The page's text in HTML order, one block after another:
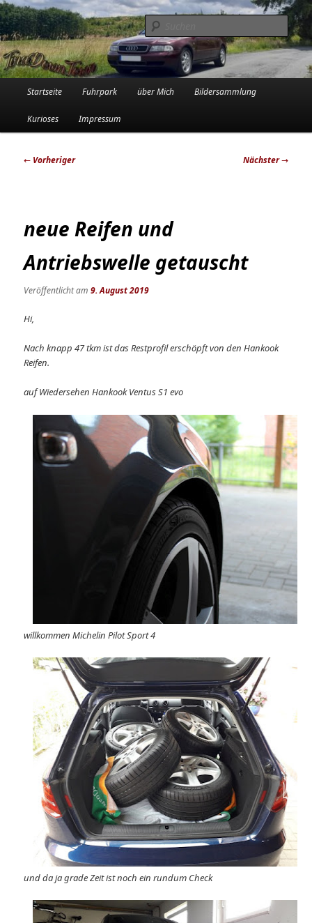
Zum
primären
Inhalt
springenTinadowntown
Die Audi-Schrauberin und ihre Erlebnisse in der Garage
Startseite Fuhrpark über Mich Bildersammlung
Kurioses Impressum
Beitragsnavigation
← Vorheriger Nächster→
neue Reifen und
Antriebswelle getauscht
Veröffentlicht am9. August 2019
Hi,
Nach knapp 47 tkm ist das Restprofil erschöpft von den Hankook
Reifen.
auf Wiedersehen Hankook Ventus S1 evo
willkommen Michelin Pilot Sport 4
und da ja grade Zeit ist noch ein rundum Check